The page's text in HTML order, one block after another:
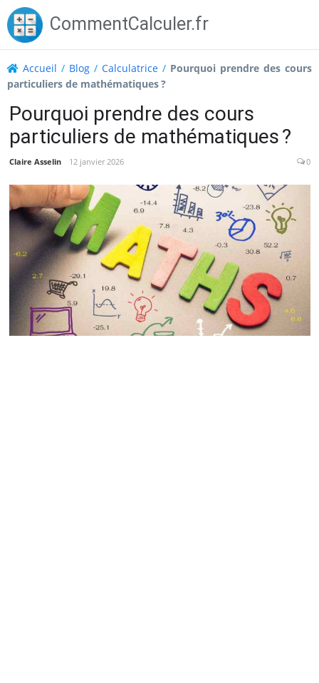
Skip
to
content
CommentCalculer.fr
Accueil / Blog / Calculatrice / Pourquoi prendre des cours
particuliers de mathématiques ?
Pourquoi prendre des cours
particuliers de mathématiques ?
Claire Asselin 12 janvier 2026 0